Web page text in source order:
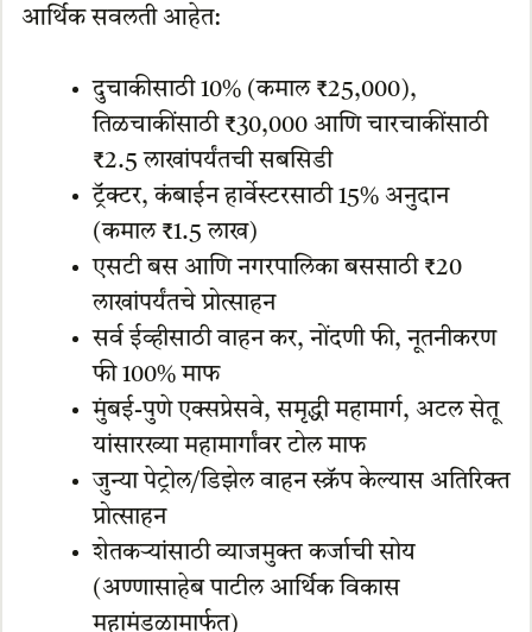
आर्थिक सवलती आहेत:
दुचाकीसाठी 10% (कमाल ₹25,000),
तिळचाकींसाठी ₹30,000 आणि चारचाकींसाठी
₹2.5 लाखांपर्यंतची सबसिडी
ट्रॅक्टर, कंबाईन हार्वेस्टरसाठी 15% अनुदान
(कमाल ₹1.5 लाख)
एसटी बस आणि नगरपालिका बससाठी ₹20
लाखांपर्यंतचे प्रोत्साहन
सर्व ईव्हीसाठी वाहन कर, नोंदणी फी, नूतनीकरण
फी 100% माफ
मुंबई-पुणे एक्सप्रेसवे, समृद्धी महामार्ग, अटल सेतू
यांसारख्या महामार्गांवर टोल माफ
जुन्या पेट्रोल/डिझेल वाहन स्क्रॅप केल्यास अतिरिक्त
प्रोत्साहन
शेतकऱ्यांसाठी व्याजमुक्त कर्जाची सोय
(अण्णासाहेब पाटील आर्थिक विकास
महामंडळामार्फत)